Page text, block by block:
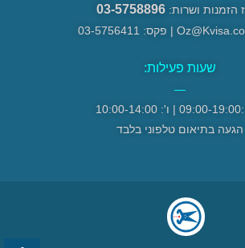
הזמנות ושרות:03-5758896
שעות פעילות:
—
הגעה בתיאום טלפוני בלבד